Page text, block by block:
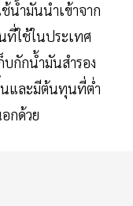
น้ำมันนำเข้าจาก
ที่ใช้ในประเทศ
บกักน้ำมันสำรอง
นและมีต้นทุนที่ต่ำ
กด้วย